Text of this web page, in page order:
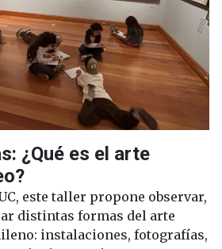
¿Qué es el arte
este taller propone observar,
distintas formas del arte
instalaciones, fotografías,